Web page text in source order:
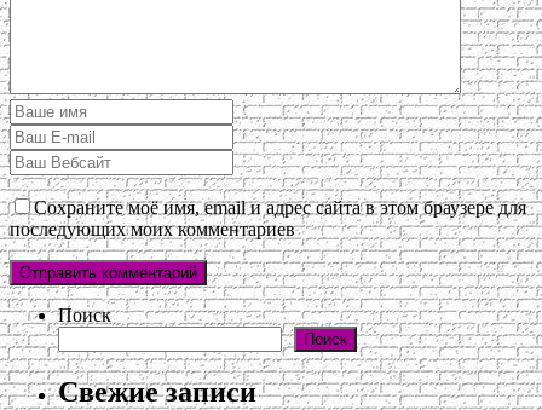
Сохраните моё имя, email и адрес сайта в этом браузере для
последующих моих комментариев
Поиск
Поиск
Свежие записи